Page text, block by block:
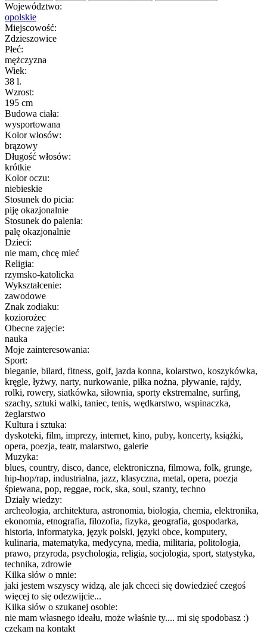
Województwo:
opolskie
Miejscowość:
Zdzieszowice
Płeć:
mężczyzna
Wiek:
38 l.
Wzrost:
195 cm
Budowa ciała:
wysportowana
Kolor włosów:
brązowy
Długość włosów:
krótkie
Kolor oczu:
niebieskie
Stosunek do picia:
piję okazjonalnie
Stosunek do palenia:
palę okazjonalnie
Dzieci:
nie mam, chcę mieć
Religia:
rzymsko-katolicka
Wykształcenie:
zawodowe
Znak zodiaku:
koziorożec
Obecne zajęcie:
nauka
Moje zainteresowania:
Sport:
bieganie, bilard, fitness, golf, jazda konna, kolarstwo, koszykówka,
kręgle, łyżwy, narty, nurkowanie, piłka nożna, pływanie, rajdy,
rolki, rowery, siatkówka, siłownia, sporty ekstremalne, surfing,
szachy, sztuki walki, taniec, tenis, wędkarstwo, wspinaczka,
żeglarstwo
Kultura i sztuka:
dyskoteki, film, imprezy, internet, kino, puby, koncerty, książki,
opera, poezja, teatr, malarstwo, galerie
Muzyka:
blues, country, disco, dance, elektroniczna, filmowa, folk, grunge,
hip-hop/rap, industrialna, jazz, klasyczna, metal, opera, poezja
śpiewana, pop, reggae, rock, ska, soul, szanty, techno
Działy wiedzy:
archeologia, architektura, astronomia, biologia, chemia, elektronika,
ekonomia, etnografia, filozofia, fizyka, geografia, gospodarka,
historia, informatyka, język polski, języki obce, komputery,
kulinaria, matematyka, medycyna, media, militaria, politologia,
prawo, przyroda, psychologia, religia, socjologia, sport, statystyka,
technika, zdrowie
Kilka słów o mnie:
jaki jestem wszyscy widzą, ale jak chceci się dowiedzieć czegoś
więcej to się odezwijcie...
Kilka słów o szukanej osobie:
nie mam własnego ideału, może właśnie ty.... mi się spodobasz :)
czekam na kontakt